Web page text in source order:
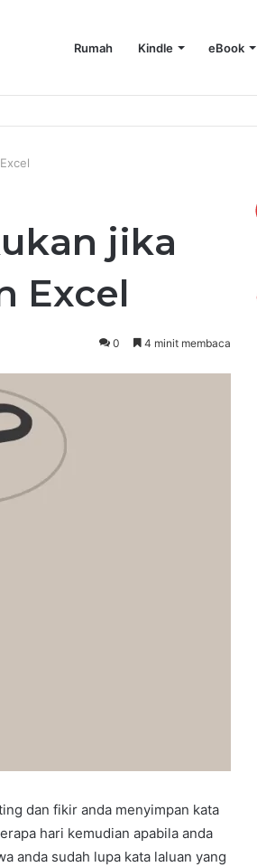
Rumah Kindle eBook
jika
Excel
0 4 minit membaca
dan fikir anda menyimpan kata
hari kemudian apabila anda
anda sudah lupa kata laluan yang